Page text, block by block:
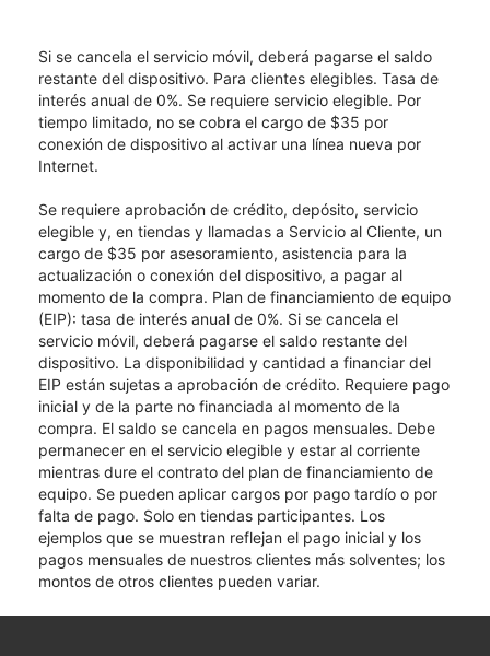
Si se cancela el servicio móvil, deberá pagarse el saldo
restante del dispositivo. Para clientes elegibles. Tasa de
interés anual de 0%. Se requiere servicio elegible. Por
tiempo limitado, no se cobra el cargo de $35 por
conexión de dispositivo al activar una línea nueva por
Internet.
Se requiere aprobación de crédito, depósito, servicio
elegible y, en tiendas y llamadas a Servicio al Cliente, un
cargo de $35 por asesoramiento, asistencia para la
actualización o conexión del dispositivo, a pagar al
momento de la compra. Plan de financiamiento de equipo
(EIP): tasa de interés anual de 0%. Si se cancela el
servicio móvil, deberá pagarse el saldo restante del
dispositivo. La disponibilidad y cantidad a financiar del
EIP están sujetas a aprobación de crédito. Requiere pago
inicial y de la parte no financiada al momento de la
compra. El saldo se cancela en pagos mensuales. Debe
permanecer en el servicio elegible y estar al corriente
mientras dure el contrato del plan de financiamiento de
equipo. Se pueden aplicar cargos por pago tardío o por
falta de pago. Solo en tiendas participantes. Los
ejemplos que se muestran reflejan el pago inicial y los
pagos mensuales de nuestros clientes más solventes; los
montos de otros clientes pueden variar.